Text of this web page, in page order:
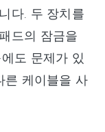
다. 두 장치를
드의 잠금을
도 문제가 있
른 케이블을 사